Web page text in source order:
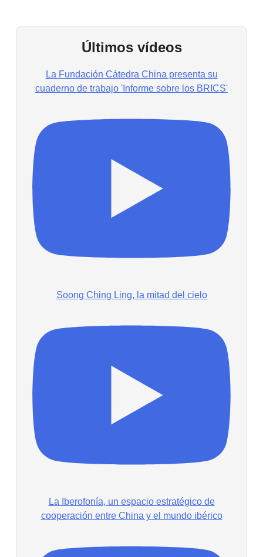
Últimos vídeos
La Fundación Cátedra China presenta su
cuaderno de trabajo 'Informe sobre los BRICS'
Soong Ching Ling, la mitad del cielo
La Iberofonía, un espacio estratégico de
cooperación entre China y el mundo ibérico